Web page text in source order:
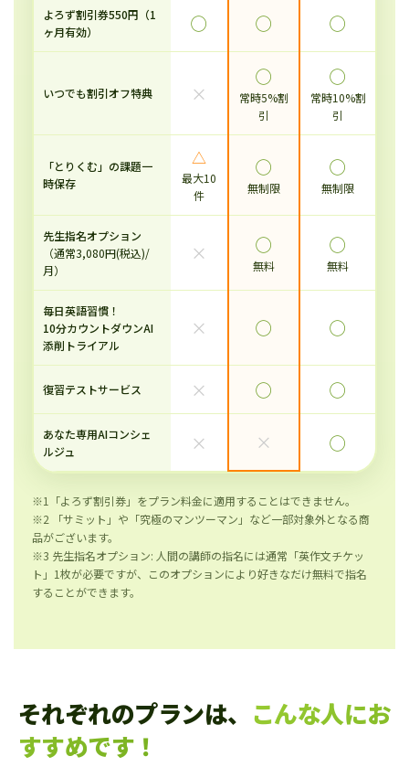
よろず割引券550円（1
ヶ月有効）
◯ ◯ ◯
いつでも割引オフ特典 ×
◯
常時5%割
引
◯
常時10%割
引
「とりくむ」の課題一
時保存
△
最大10
件
◯
無制限
◯
無制限
先生指名オプション
（通常3,080円(税込)/
月）
× ◯
無料
◯
無料
毎日英語習慣！
10分カウントダウンAI
添削トライアル
× ◯ ◯
復習テストサービス × ◯ ◯
あなた専用AIコンシェ
ルジュ
× × ◯
※1「よろず割引券」をプラン料金に適用することはできません。
※2 「サミット」や「究極のマンツーマン」など一部対象外となる商
品がございます。
※3 先生指名オプション: 人間の講師の指名には通常「英作文チケッ
ト」1枚が必要ですが、このオプションにより好きなだけ無料で指名
することができます。
それぞれのプランは、 こんな人にお
すすめです！